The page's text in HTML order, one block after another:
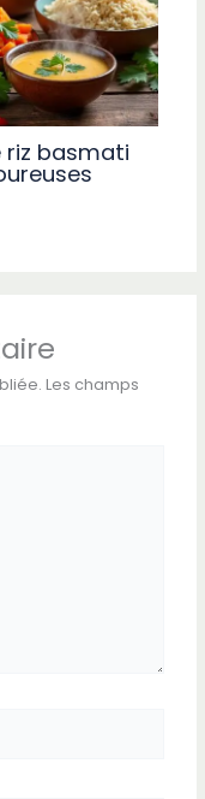
riz basmati
Les champs